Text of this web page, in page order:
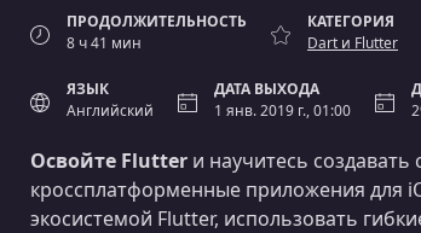
ПРОДОЛЖИТЕЛЬНОСТЬ
8 ч 41 мин
КАТЕГОРИЯ
Dart и Flutter
ЯЗЫК
Английский
ДАТА ВЫХОДА
1 янв. 2019 г., 01:00
Освойте Flutter и научитесь
кроссплатформенные приложения для
экосистемой Flutter, использовать